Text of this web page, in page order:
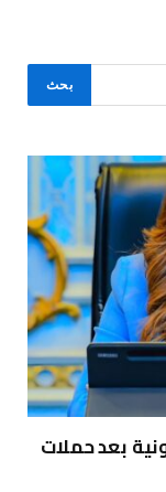
بعد حملات